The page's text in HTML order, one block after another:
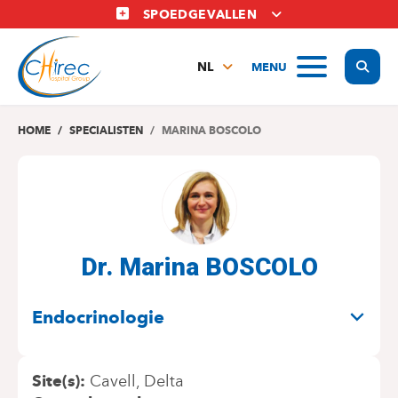
en
naar
inhoud
SPOEDGEVALLEN
MENU
NL
EN
HOME SPECIALISTEN MARINA BOSCOLO
Dr. Marina BOSCOLO
Endocrinologie
Site(s) Cavell
Delta